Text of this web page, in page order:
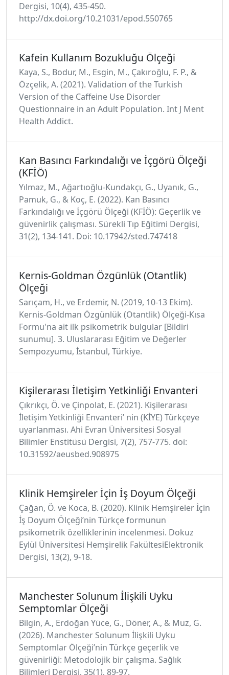
Dergisi, 10(4), 435-450.
http://dx.doi.org/10.21031/epod.550765
Kafein Kullanım Bozukluğu Ölçeği
Kaya, S., Bodur, M., Esgin, M., Çakıroğlu, F. P., &
Özçelik, A. (2021). Validation of the Turkish
Version of the Caffeine Use Disorder
Questionnaire in an Adult Population. Int J Ment
Health Addict.
Kan Basıncı Farkındalığı ve İçgörü Ölçeği
(KFİÖ)
Yılmaz, M., Ağartıoğlu-Kundakçı, G., Uyanık, G.,
Pamuk, G., & Koç, E. (2022). Kan Basıncı
Farkındalığı ve İçgörü Ölçeği (KFİÖ): Geçerlik ve
güvenirlik çalışması. Sürekli Tıp Eğitimi Dergisi,
31(2), 134-141. Doi: 10.17942/sted.747418
Kernis-Goldman Özgünlük (Otantlik)
Ölçeği
Sarıçam, H., ve Erdemir, N. (2019, 10-13 Ekim).
Kernis-Goldman Özgünlük (Otantlik) Ölçeği-Kısa
Formu'na ait ilk psikometrik bulgular [Bildiri
sunumu]. 3. Uluslararası Eğitim ve Değerler
Sempozyumu, İstanbul, Türkiye.
Kişilerarası İletişim Yetkinliği Envanteri
Çıkrıkçı, Ö. ve Çinpolat, E. (2021). Kişilerarası
İletişim Yetkinliği Envanteri’ nin (KİYE) Türkçeye
uyarlanması. Ahi Evran Üniversitesi Sosyal
Bilimler Enstitüsü Dergisi, 7(2), 757-775. doi:
10.31592/aeusbed.908975
Klinik Hemşireler İçin İş Doyum Ölçeği
Çağan, Ö. ve Koca, B. (2020). Klinik Hemşireler İçin
İş Doyum Ölçeği’nin Türkçe formunun
psikometrik özelliklerinin incelenmesi. Dokuz
Eylül Üniversitesi Hemşirelik FakültesiElektronik
Dergisi, 13(2), 9-18.
Manchester Solunum İlişkili Uyku
Semptomlar Ölçeği
Bilgin, A., Erdoğan Yüce, G., Döner, A., & Muz, G.
(2026). Manchester Solunum İlişkili Uyku
Semptomlar Ölçeği’nin Türkçe geçerlik ve
güvenirliği: Metodolojik bir çalışma. Sağlık
Bilimleri Dergisi, 35(1), 89-97.